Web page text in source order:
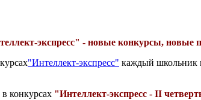
экспресс" - новые конкурсы, новые
"Интеллект-экспресс" каждый школьник
конкурсах "Интеллект-экспресс - II